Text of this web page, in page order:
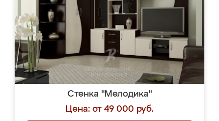
Стенка "Мелодика"
Цена: от 49 000 руб.